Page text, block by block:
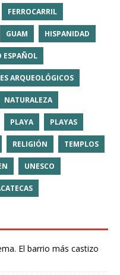
FERROCARRIL
GUAM HISPANIDAD
ESPAÑOL
ARQUEOLÓGICOS
NATURALEZA
PLAYA PLAYAS
RELIGIÓN TEMPLOS
UNESCO
El barrio más castizo